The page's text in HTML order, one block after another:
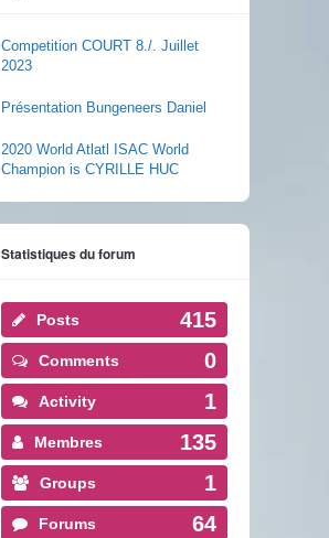
Competition COURT 8./. Juillet
2023
Présentation Bungeneers Daniel
2020 World Atlatl ISAC World
Champion is CYRILLE HUC
Statistiques du forum
Posts 415
Comments 0
Activity 1
Membres 135
Groups 1
Forums 64